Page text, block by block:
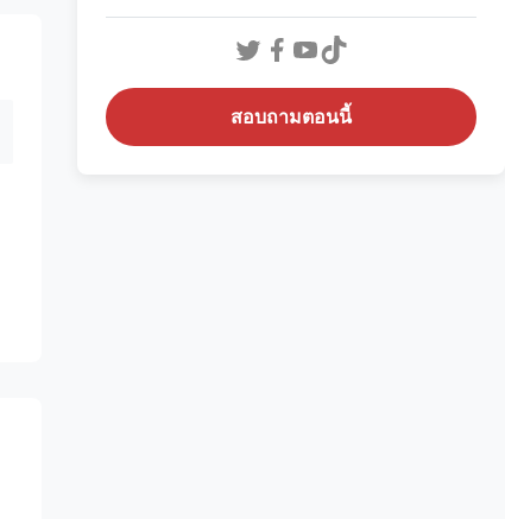
สอบถามตอนนี้